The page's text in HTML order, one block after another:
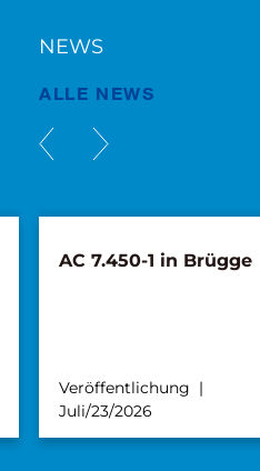
NEWS
ALLE NEWS
1 in Brügge